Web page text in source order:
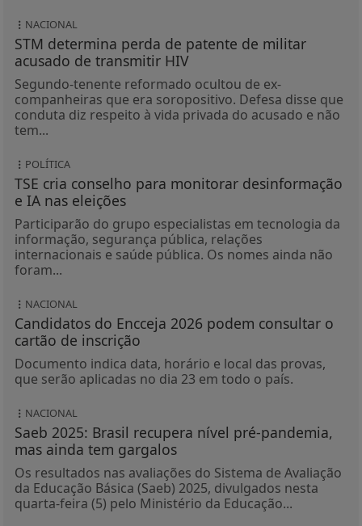
NACIONAL
STM determina perda de patente de militar
acusado de transmitir HIV
Segundo-tenente reformado ocultou de ex-
companheiras que era soropositivo. Defesa disse que
conduta diz respeito à vida privada do acusado e não
tem...
POLÍTICA
TSE cria conselho para monitorar desinformação
e IA nas eleições
Participarão do grupo especialistas em tecnologia da
informação, segurança pública, relações
internacionais e saúde pública. Os nomes ainda não
foram...
NACIONAL
Candidatos do Encceja 2026 podem consultar o
cartão de inscrição
Documento indica data, horário e local das provas,
que serão aplicadas no dia 23 em todo o país.
NACIONAL
Saeb 2025: Brasil recupera nível pré-pandemia,
mas ainda tem gargalos
Os resultados nas avaliações do Sistema de Avaliação
da Educação Básica (Saeb) 2025, divulgados nesta
quarta-feira (5) pelo Ministério da Educação...